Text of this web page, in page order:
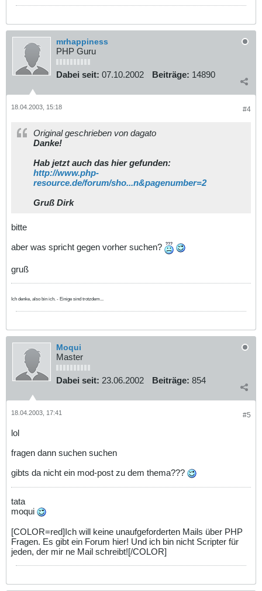
mrhappiness
PHP Guru
Dabei seit: 07.10.2002 Beiträge: 14890
#4
18.04.2003, 15:18
Original geschrieben von dagato
Danke!
Hab jetzt auch das hier gefunden:
http://www.php-
resource.de/forum/sho...n&pagenumber=2
Gruß Dirk
bitte
aber was spricht gegen vorher suchen?
gruß
Ich denke, also bin ich. - Einige sind trotzdem...
Moqui
Master
Dabei seit: 23.06.2002 Beiträge: 854
#5
18.04.2003, 17:41
lol
fragen dann suchen suchen
gibts da nicht ein mod-post zu dem thema???
tata
moqui
[COLOR=red]Ich will keine unaufgeforderten Mails über PHP
Fragen. Es gibt ein Forum hier! Und ich bin nicht Scripter für
jeden, der mir ne Mail schreibt![/COLOR]